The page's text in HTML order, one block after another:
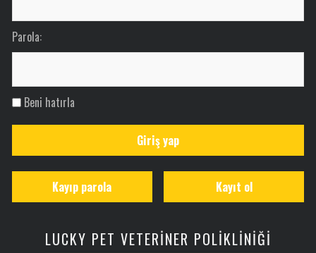
Parola:
Beni hatırla
Giriş yap
Kayıt ol
Kayıp parola
LUCKY PET VETERİNER POLİKLİNİĞİ